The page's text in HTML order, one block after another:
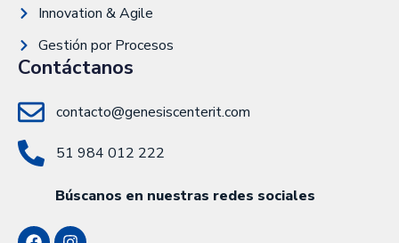
Innovation & Agile
Gestión por Procesos
Contáctanos
contacto@genesiscenterit.com
51 984 012 222
Búscanos en nuestras redes sociales